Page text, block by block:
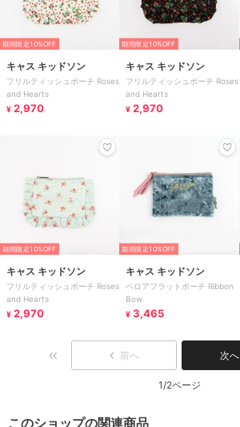
期間限定10%OFF
キャス キッドソン
フリルティッシュポーチ Roses
and Hearts
¥ 2,970
期間限定10%OFF
キャス キッドソン
フリルティッシュポーチ Roses
and Hearts
¥ 2,970
期間限定10%OFF
キャス キッドソン
フリルティッシュポーチ Roses
and Hearts
¥ 2,970
期間限定10%OFF
キャス キッドソン
ベロアフラットポーチ Ribbon
Bow
¥ 3,465
前へ 次へ
1/2ページ
このショップの関連商品